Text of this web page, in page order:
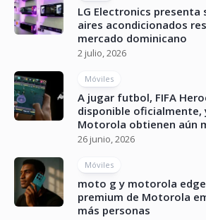
LG Electronics
aires acondicionados
mercado dominicano
2 julio, 2026
Móviles
A jugar futbol, FIFA
disponible oficialmente,
Motorola obtienen aún
26 junio, 2026
Móviles
moto g y motorola
premium de Motorola
más personas